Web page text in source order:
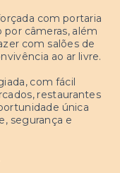
com portaria
câmeras, além
com salões de
ao ar livre.
com fácil
restaurantes
única
segurança e